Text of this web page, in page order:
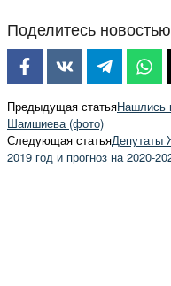
Поделитесь новостью
Предыдущая статьяНашлись
Шамшиева (фото)
Следующая статьяДепутаты
2019 год и прогноз на 2020-